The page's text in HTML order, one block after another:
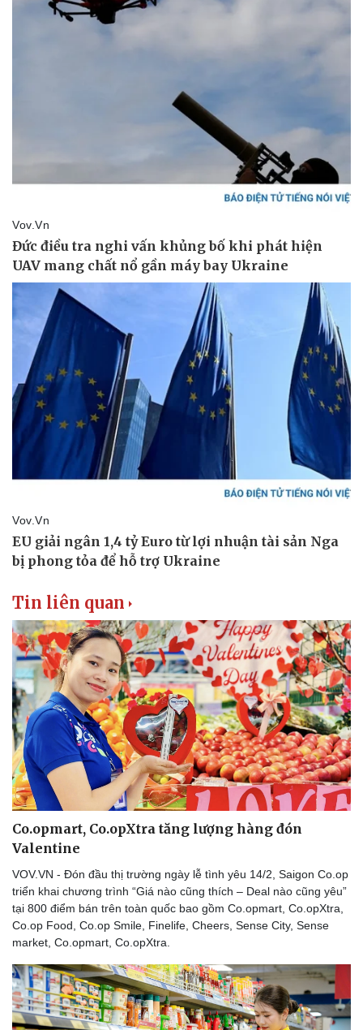
Âm nhạc
Di sản
Giải trí
Nghệ sĩ
Tin liên quan
Co.opmart, Co.opXtra tăng lượng hàng đón
Valentine
VOV.VN - Đón đầu thị trường ngày lễ tình yêu 14/2, Saigon Co.op
triển khai chương trình “Giá nào cũng thích – Deal nào cũng yêu”
tại 800 điểm bán trên toàn quốc bao gồm Co.opmart, Co.opXtra,
Co.op Food, Co.op Smile, Finelife, Cheers, Sense City, Sense
market, Co.opmart, Co.opXtra.